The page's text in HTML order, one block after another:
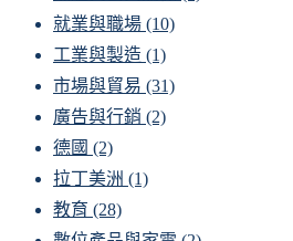
就業與職場 (10)
工業與製造 (1)
市場與貿易 (31)
廣告與行銷 (2)
德國 (2)
拉丁美洲 (1)
教育 (28)